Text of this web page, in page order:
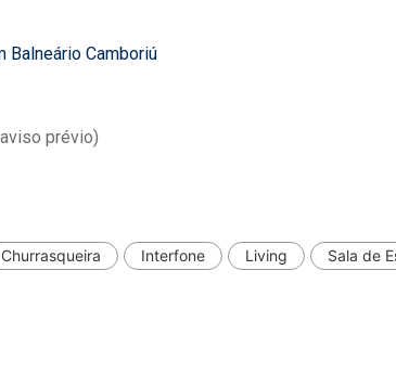
Balneário Camboriú
prévio)
Churrasqueira Interfone Living Sala de